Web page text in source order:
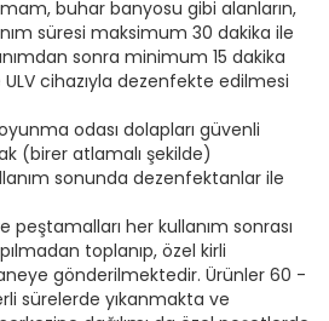
buhar banyosu gibi alanların,
süresi maksimum 30 dakika ile
sonra minimum 15 dakika
cihazıyla dezenfekte edilmesi
odası dolapları güvenli
(birer atlamalı şekilde)
sonunda dezenfektanlar ile
peştamalları her kullanım sonrası
toplanıp, özel kirli
gönderilmektedir. Ürünler 60 -
sürelerde yıkanmakta ve